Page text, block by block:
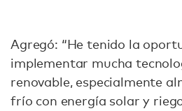
Agregó: “He tenido la
implementar mucha
renovable, especialmente
frío con energía solar y